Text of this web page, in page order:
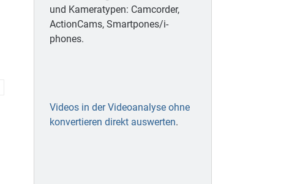
und Kameratypen: Camcorder,
ActionCams, Smartpones/i-
phones.
Videos in der Videoanalyse ohne
konvertieren direkt auswerten.